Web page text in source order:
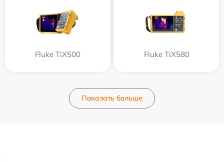
Fluke TiX500 Fluke TiX580
Показать больше